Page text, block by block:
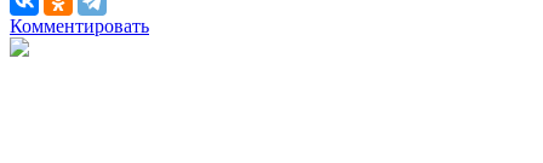
Комментировать